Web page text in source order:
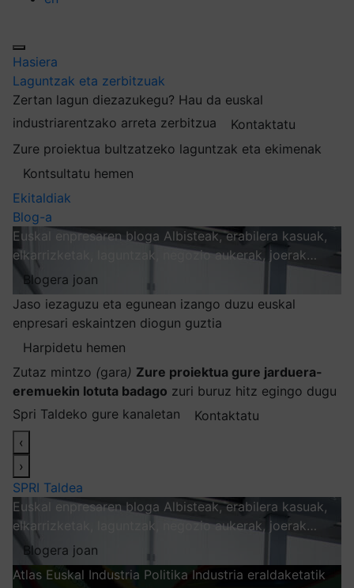
Hasiera
Laguntzak eta zerbitzuak
Zertan lagun diezazukegu? Hau da euskal
industriarentzako arreta zerbitzua
Kontaktatu
Zure proiektua bultzatzeko laguntzak eta ekimenak
Kontsultatu hemen
Ekitaldiak
Blog-a
Euskal enpresaren bloga Albisteak, erabilera kasuak,
elkarrizketak, laguntzak, negozio aukerak, joerak…
Blogera joan
Jaso iezaguzu eta egunean izango duzu euskal
enpresari eskaintzen diogun guztia
Harpidetu hemen
Zutaz mintzo (gara) Zure proiektua gure jarduera-
eremuekin lotuta badago zuri buruz hitz egingo dugu
Spri Taldeko gure kanaletan
Kontaktatu
‹
›
SPRI Taldea
Euskal enpresaren bloga Albisteak, erabilera kasuak,
elkarrizketak, laguntzak, negozio aukerak, joerak…
Blogera joan
Atlas Euskal Industria Politika Industria eraldaketatik